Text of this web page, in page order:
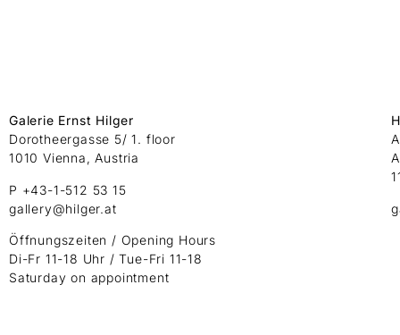
Galerie Ernst Hilger
Dorotheergasse 5/ 1. floor
1010 Vienna, Austria
P +43-1-512 53 15
gallery@hilger.at
Öffnungszeiten / Opening Hours
Di-Fr 11-18 Uhr / Tue-Fri 11-18
Saturday on appointment